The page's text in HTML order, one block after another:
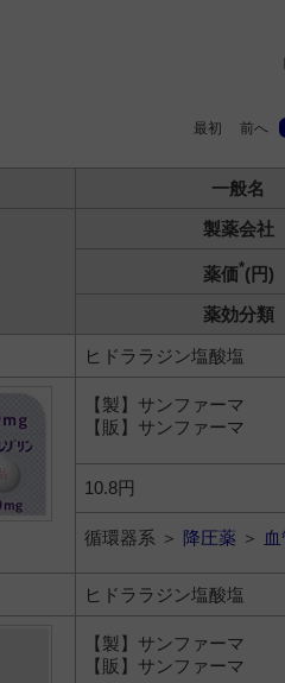
最初 前へ
一般名
製薬会社
薬価*(円)
薬効分類
ヒドララジン塩酸塩
【製】サンファーマ
【販】サンファーマ
10.8円
循環器系 ＞ 降圧薬 ＞
ヒドララジン塩酸塩
【製】サンファーマ
【販】サンファーマ